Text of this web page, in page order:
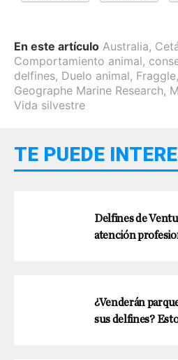
En este artículo Australia,
Comportamiento animal,
delfines, Duelo animal, Fraggle,
Geographe Marine Research,
Vida silvestre
TE PUEDE
Delfines de
atención
¿Venderán
sus delfines?